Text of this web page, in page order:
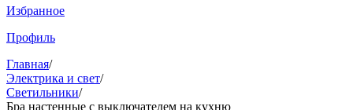
Избранное
Профиль
Главная/
Электрика и свет/
Светильники/
Бра настенные с выключателем на кухню